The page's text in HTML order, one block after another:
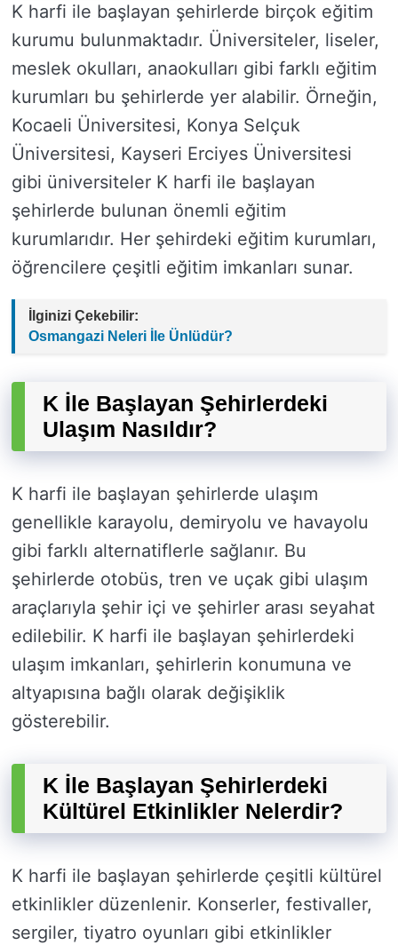
K harfi ile başlayan şehirlerde birçok eğitim
kurumu bulunmaktadır. Üniversiteler, liseler,
meslek okulları, anaokulları gibi farklı eğitim
kurumları bu şehirlerde yer alabilir. Örneğin,
Kocaeli Üniversitesi, Konya Selçuk
Üniversitesi, Kayseri Erciyes Üniversitesi
gibi üniversiteler K harfi ile başlayan
şehirlerde bulunan önemli eğitim
kurumlarıdır. Her şehirdeki eğitim kurumları,
öğrencilere çeşitli eğitim imkanları sunar.
İlginizi Çekebilir:
Osmangazi Neleri İle Ünlüdür?
K İle Başlayan Şehirlerdeki
Ulaşım Nasıldır?
K harfi ile başlayan şehirlerde ulaşım
genellikle karayolu, demiryolu ve havayolu
gibi farklı alternatiflerle sağlanır. Bu
şehirlerde otobüs, tren ve uçak gibi ulaşım
araçlarıyla şehir içi ve şehirler arası seyahat
edilebilir. K harfi ile başlayan şehirlerdeki
ulaşım imkanları, şehirlerin konumuna ve
altyapısına bağlı olarak değişiklik
gösterebilir.
K İle Başlayan Şehirlerdeki
Kültürel Etkinlikler Nelerdir?
K harfi ile başlayan şehirlerde çeşitli kültürel
etkinlikler düzenlenir. Konserler, festivaller,
sergiler, tiyatro oyunları gibi etkinlikler